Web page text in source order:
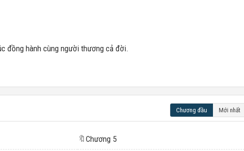
đồng hành cùng người thương cả đời.
Chương đầu Mới nhất
🔖 Chương 5